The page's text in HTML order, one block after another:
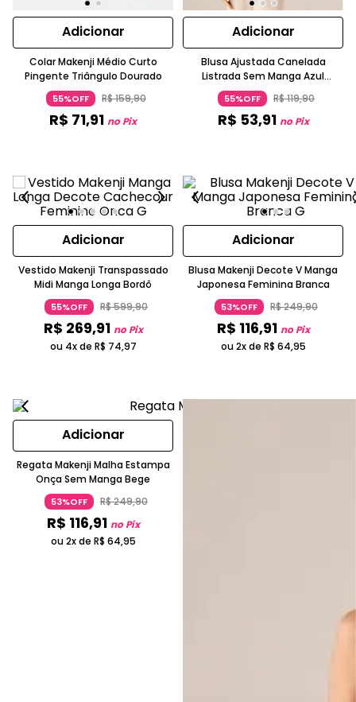
Adicionar
Colar Makenji Médio Curto
Pingente Triângulo Dourado
55%OFF R$159,90
R$ 71,91 no Pix
Adicionar
Blusa Ajustada Canelada
Listrada Sem Manga Azul
Marinho
55%OFF R$119,90
R$ 53,91 no Pix
Adicionar
Vestido Makenji Transpassado
Midi Manga Longa Bordô
55%OFF R$599,90
R$ 269,91 no Pix
ou 4x de R$ 74,97
Adicionar
Blusa Makenji Decote V Manga
Japonesa Feminina Branca
53%OFF R$249,90
R$ 116,91 no Pix
ou 2x de R$ 64,95
Adicionar
Regata Makenji Malha Estampa
Onça Sem Manga Bege
53%OFF R$249,90
R$ 116,91 no Pix
ou 2x de R$ 64,95